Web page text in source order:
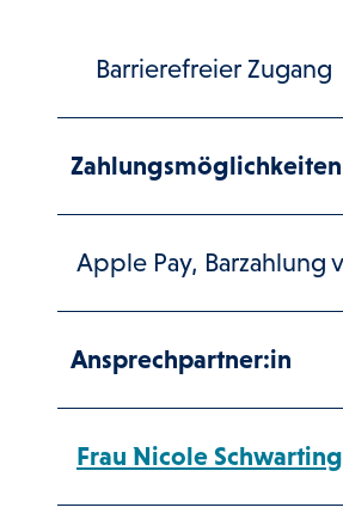
Barrierefreier Zugang
Zahlungsmöglichkeiten
Apple Pay, Barzahlung
Ansprechpartner:in
Frau Nicole Schwarting